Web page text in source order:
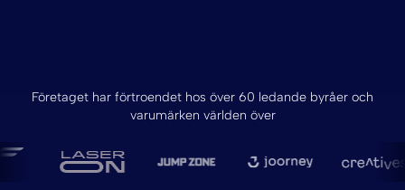
Företaget har förtroendet hos över 60 ledande byråer och
varumärken världen över